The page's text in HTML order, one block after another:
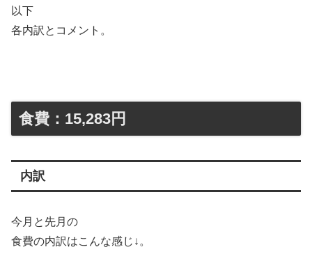
以下
各内訳とコメント。
食費：15,283円
内訳
今月と先月の
食費の内訳はこんな感じ↓。